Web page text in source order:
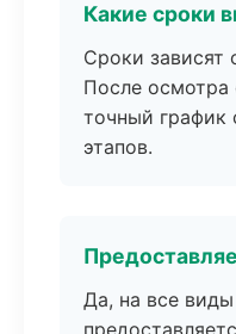
Какие сроки
Сроки зависят
После осмотра
точный график
этапов.
Да, на все виды